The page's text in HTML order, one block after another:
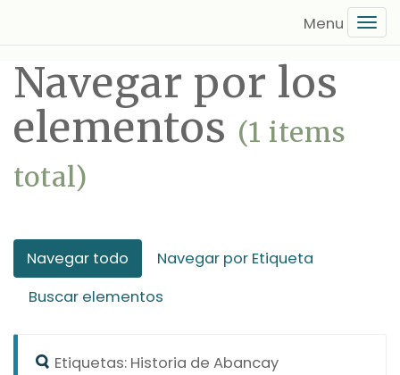
principal
Navegar por los
elementos (1 items
total)
Navegar todo
Navegar por Etiqueta
Buscar elementos
Etiquetas: Historia de Abancay